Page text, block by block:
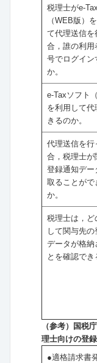
税理士がe-
（WEB版）
て代理送信を
合，誰の利用
号でログイン
か。
e-Taxソフト
を利用して代
きるのか。
代理送信を行
合，税理士が
登録通知デー
取ることがで
か。
税理士は，ど
して関与先の
データが格納
とを確認でき
（参考）国税
理士向けの登
●適格請求書